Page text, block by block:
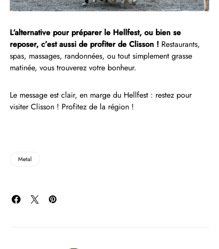
L’alternative pour préparer le Hellfest, ou bien se
reposer, c’est aussi de profiter de Clisson ! Restaurants,
spas, massages, randonnées, ou tout simplement grasse
matinée, vous trouverez votre bonheur.
Le message est clair, en marge du Hellfest : restez pour
visiter Clisson ! Profitez de la région !
Metal